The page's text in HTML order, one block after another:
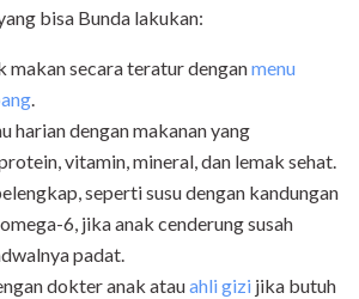
bisa Bunda lakukan:
makan secara teratur denganmenu
.
harian dengan makanan yang
vitamin, mineral, dan lemak sehat.
seperti susu dengan kandungan
6, jika anak cenderung susah
padat.
dokter anak atauahli gizi jika butuh